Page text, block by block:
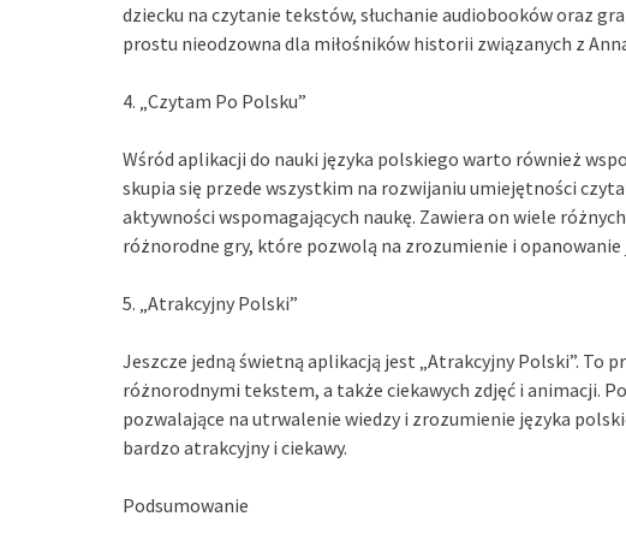
dziecku na czytanie tekstów, słuchanie audiobooków oraz
prostu nieodzowna dla miłośników historii związanych z
4. „Czytam Po Polsku”
Wśród aplikacji do nauki języka polskiego warto również
skupia się przede wszystkim na rozwijaniu umiejętności
aktywności wspomagających naukę. Zawiera on wiele
różnorodne gry, które pozwolą na zrozumienie i opanowanie
5. „Atrakcyjny Polski”
Jeszcze jedną świetną aplikacją jest „Atrakcyjny Polski”. To
różnorodnymi tekstem, a także ciekawych zdjęć i animacji.
pozwalające na utrwalenie wiedzy i zrozumienie języka
bardzo atrakcyjny i ciekawy.
Podsumowanie